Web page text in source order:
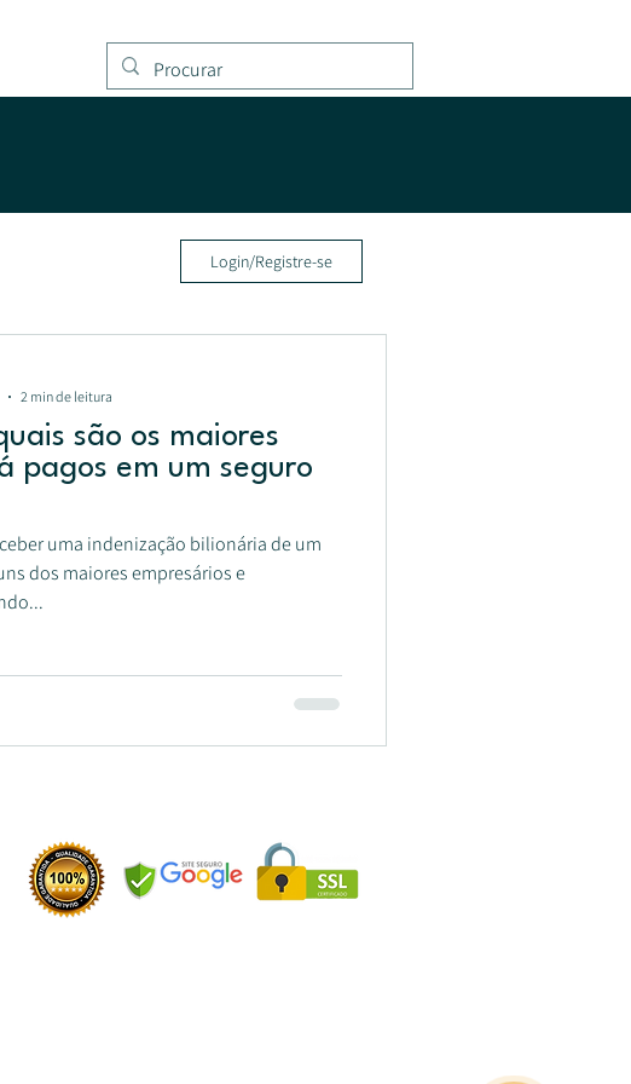
Login/Registre-se
são os maiores
pagos em um seguro
uma indenização bilionária de um
2 min de leitura